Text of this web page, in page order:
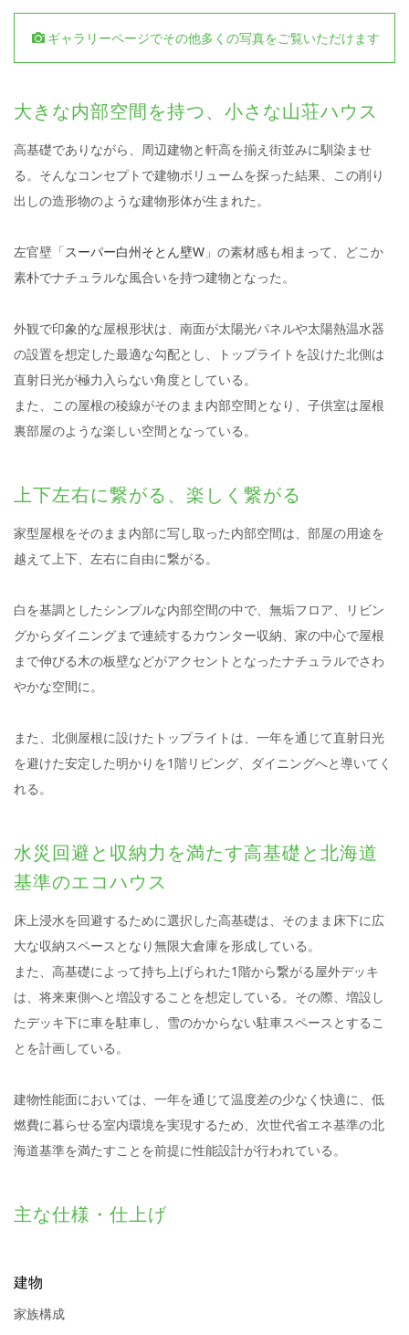
ギャラリーページでその他多くの写真をご覧いただけます
大きな内部空間を持つ、小さな山荘ハウス
高基礎でありながら、周辺建物と軒高を揃え街並みに馴染ませ
る。そんなコンセプトで建物ボリュームを探った結果、この削り
出しの造形物のような建物形体が生まれた。
左官壁「スーパー白州そとん壁W 」の素材感も相まって、どこか
素朴でナチュラルな風合いを持つ建物となった。
外観で印象的な屋根形状は、南面が太陽光パネルや太陽熱温水器
の設置を想定した最適な勾配とし、トップライトを設けた北側は
直射日光が極力入らない角度としている。
また、この屋根の稜線がそのまま内部空間となり、子供室は屋根
裏部屋のような楽しい空間となっている。
上下左右に繋がる、楽しく繋がる
家型屋根をそのまま内部に写し取った内部空間は、部屋の用途を
越えて上下、左右に自由に繋がる。
白を基調としたシンプルな内部空間の中で、無垢フロア、リビン
グからダイニングまで連続するカウンター収納、家の中心で屋根
まで伸びる木の板壁などがアクセントとなったナチュラルでさわ
やかな空間に。
また、北側屋根に設けたトップライトは、一年を通じて直射日光
を避けた安定した明かりを1階リビング、ダイニングへと導いてく
れる。
水災回避と収納力を満たす高基礎と北海道
基準のエコハウス
床上浸水を回避するために選択した高基礎は、そのまま床下に広
大な収納スペースとなり無限大倉庫を形成している。
また、高基礎によって持ち上げられた1階から繋がる屋外デッキ
は、将来東側へと増設することを想定している。その際、増設し
たデッキ下に車を駐車し、雪のかからない駐車スペースとするこ
とを計画している。
建物性能面においては、一年を通じて温度差の少なく快適に、低
燃費に暮らせる室内環境を実現するため、次世代省エネ基準の北
海道基準を満たすことを前提に性能設計が行われている。
主な仕様・仕上げ
建物
家族構成